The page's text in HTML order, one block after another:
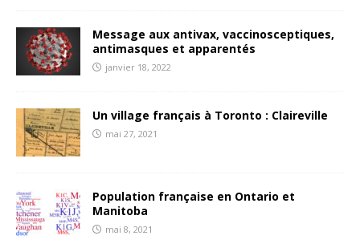
Message aux antivax, vaccinosceptiques,
antimasques et apparentés
janvier 18, 2022
Un village français à Toronto : Claireville
mai 27, 2021
Population française en Ontario et
Manitoba
mai 8, 2021